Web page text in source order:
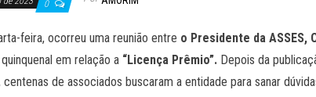
0
feira, ocorreu uma reunião entre o Presidente da ASSES,
em relação a “Licença Prêmio”. Depois da
de associados buscaram a entidade para sanar